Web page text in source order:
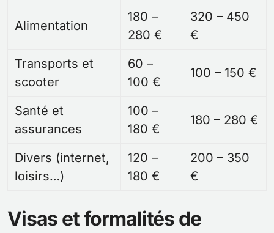
Alimentation
180 –
280 €
320 – 450
€
Transports et
scooter
60 –
100 €
100 – 150 €
Santé et
assurances
100 –
180 €
180 – 280 €
Divers (internet,
loisirs…)
120 –
180 €
200 – 350
€
Visas et formalités de